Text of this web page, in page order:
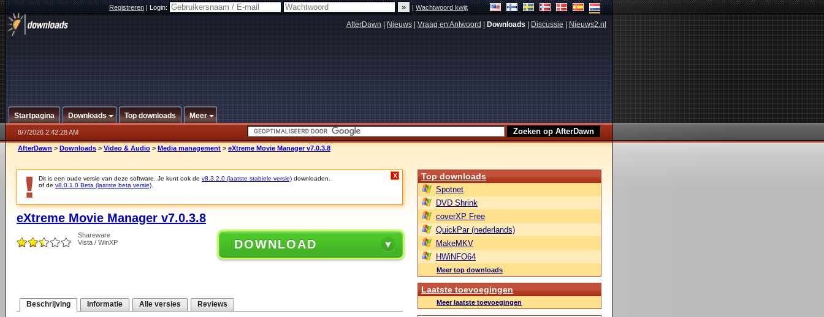
Registreren|Login: |Wachtwoord kwijt
AfterDawn Nieuws Vraag en Antwoord Downloads Discussie Nieuws2.nl
Startpagina Downloads Top downloads Meer
8/7/2026 2:42:28 AM
AfterDawn > Downloads > Video & Audio > Media management > eXtreme Movie Manager v7.0.3.8
Dit is een oude versie van deze software. Je kunt ook de v8.3.2.0 (laatste stabiele versie) downloaden.
of de v8.0.1.0 Beta (laatste beta versie)
X
eXtreme Movie Manager v7.0.3.8
Shareware
Vista / WinXP
DOWNLOAD
Beschrijving Informatie Alle versies Reviews
Top downloads
Spotnet
DVD Shrink
coverXP Free
QuickPar (nederlands)
MakeMKV
HWiNFO64
Meer top downloads
Laatste toevoegingen
Meer laatste toevoegingen